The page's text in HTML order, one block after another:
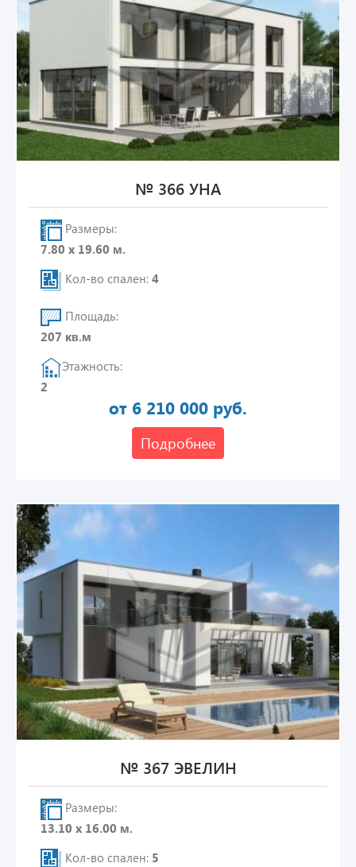
№ 366 УНА
Размеры:
7.80 х 19.60 м.
Кол-во спален: 4
Площадь:
207 кв.м
Этажность:
2
от 6 210 000 руб.
Подробнее
№ 367 ЭВЕЛИН
Размеры:
13.10 х 16.00 м.
Кол-во спален: 5